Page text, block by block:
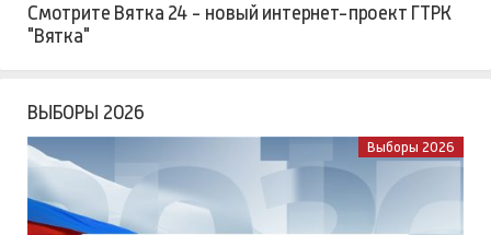
Смотрите Вятка 24 - новый интернет-проект ГТРК
"Вятка"
ВЫБОРЫ 2026
Выборы 2026